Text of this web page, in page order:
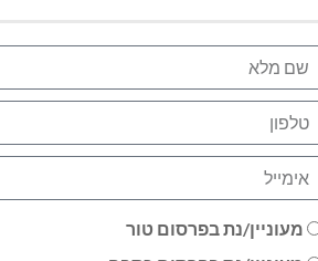
מעוניין/נת בפרסום טור